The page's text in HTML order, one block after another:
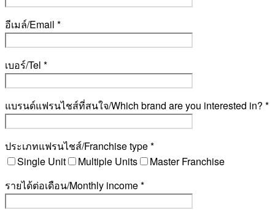
อีเมล์/Email *
เบอร์/Tel *
แบรนด์แฟรนไชส์ที่สนใจ/Which brand are you interested in? *
ประเภทแฟรนไชส์/Franchise type *
Single Unit
Multiple Units
Master Franchise
รายได้ต่อเดือน/Monthly income *